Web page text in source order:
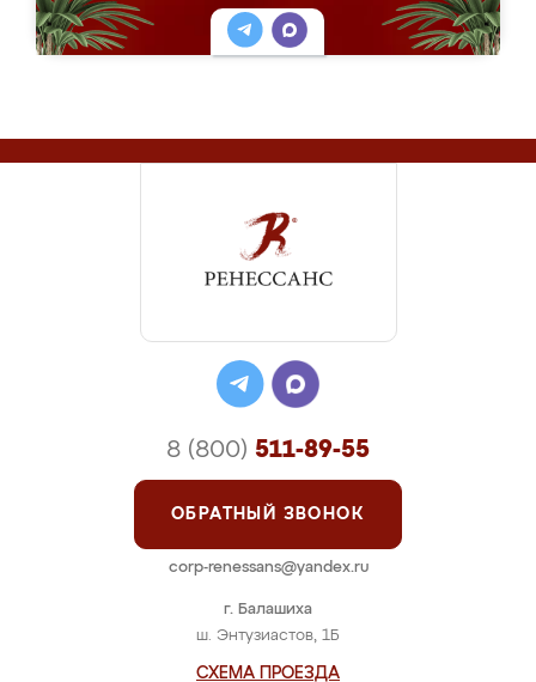
г. Балашиха
ш. Энтузиастов, 1Б
СХЕМА ПРОЕЗДА
8 (800) 511-89-55
ОБРАТНЫЙ ЗВОНОК
corp-renessans@yandex.ru